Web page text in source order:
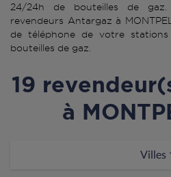
24/24h de bouteilles de
revendeurs Antargaz à
de téléphone de votre
bouteilles de gaz.
19
à
Villes